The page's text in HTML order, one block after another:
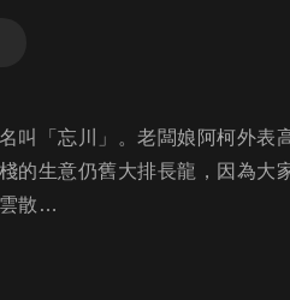
叫「忘川」。老闆娘阿柯外表
的生意仍舊大排長龍，因為大
散…